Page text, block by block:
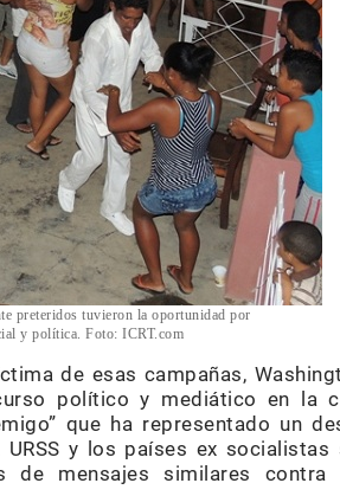
preteridos tuvieron la oportunidad por
y política. Foto: ICRT.com
de esas campañas,
político y mediático en la
que ha representado un
y los países ex
de mensajes similares contra